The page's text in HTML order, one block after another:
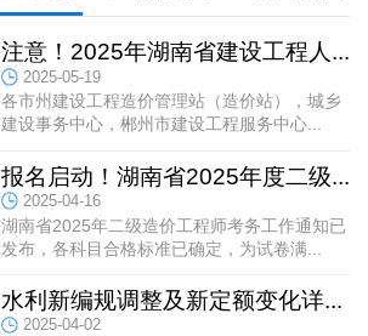
注意！2025年湖南省建设工程人...
2025-05-19
各市州建设工程造价管理站（造价站），城乡
建设事务中心，郴州市建设工程服务中心...
报名启动！湖南省2025年度二级...
2025-04-16
湖南省2025年二级造价工程师考务工作通知已
发布，各科目合格标准已确定，为试卷满...
水利新编规调整及新定额变化详...
2025-04-02